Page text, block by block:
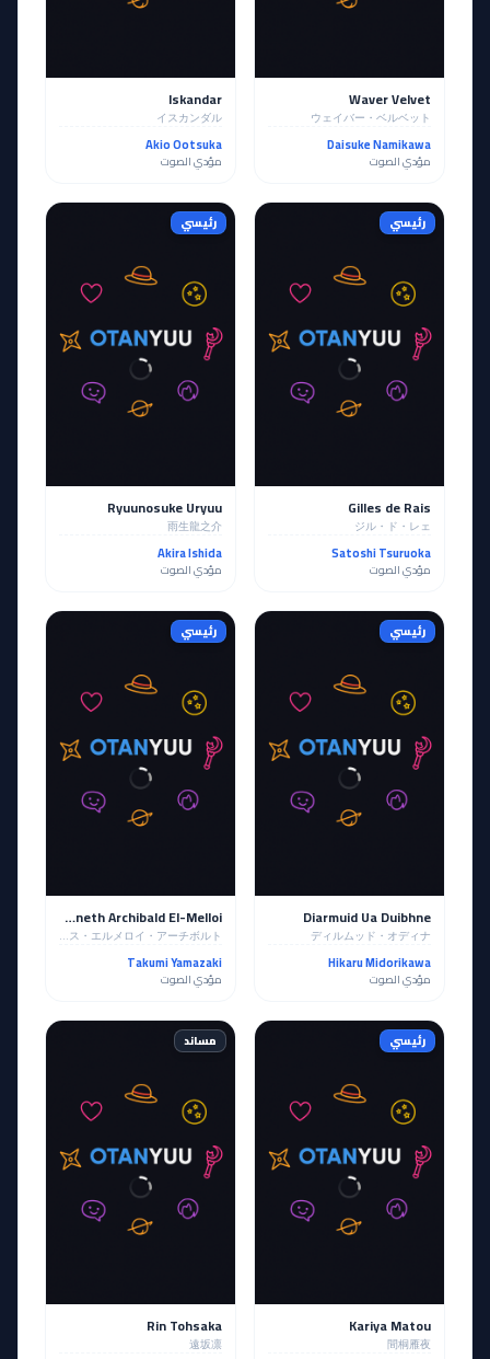
Waver Velvet
ウェイバー・ベルベット
Daisuke Namikawa
مؤدي الصوت
Iskandar
イスカンダル
Akio Ootsuka
مؤدي الصوت
رئيسي
Gilles de Rais
ジル・ド・レェ
Satoshi Tsuruoka
مؤدي الصوت
رئيسي
Ryuunosuke Uryuu
雨生龍之介
Akira Ishida
مؤدي الصوت
رئيسي
Diarmuid Ua Duibhne
ディルムッド・オディナ
Hikaru Midorikawa
مؤدي الصوت
رئيسي
Kayneth Archibald El-Melloi
ケイネス・エルメロイ・アーチボルト
Takumi Yamazaki
مؤدي الصوت
رئيسي
Kariya Matou
間桐雁夜
مساند
Rin Tohsaka
遠坂凛